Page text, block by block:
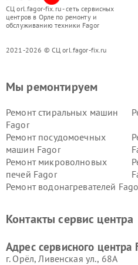
СЦ orl.fagor-fix.ru - сеть сервисных
центров в Орле по ремонту и
обслуживанию техники Fagor
2021-2026 © СЦ orl.fagor-fix.ru
Мы ремонтируем
Ремонт стиральных машин
Fagor
Ремонт посудомоечных
машин Fagor
Ремонт микроволновых
печей Fagor
Ремонт водонагревателей
Контакты сервис центра
Адрес сервисного центра
г. Орёл, Ливенская ул., 68А